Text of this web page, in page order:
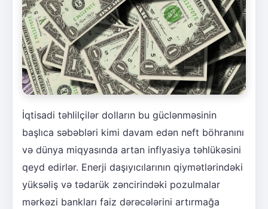
İqtisadi təhlilçilər dolların bu güclənməsinin
başlıca səbəbləri kimi davam edən neft böhranını
və dünya miqyasında artan inflyasiya təhlükəsini
qeyd edirlər. Enerji daşıyıcılarının qiymətlərindəki
yüksəliş və tədarük zəncirindəki pozulmalar
mərkəzi bankları faiz dərəcələrini artırmağa